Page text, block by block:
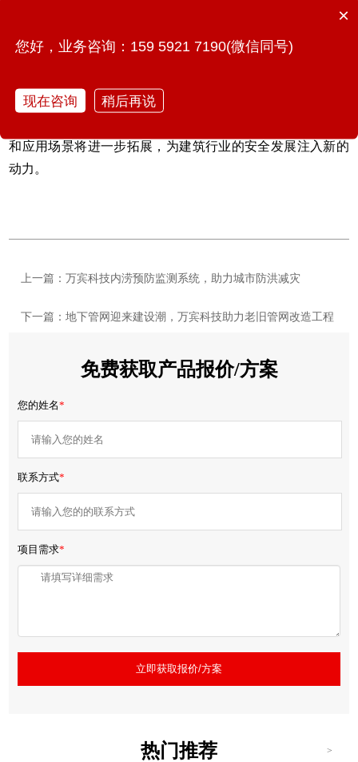
建筑健康安全监测系统在保障建筑安全方面发挥着至关重要
和数据分析服务，还能为建筑的设计、施工和管理提供有力
和应用场景将进一步拓展，为建筑行业的安全发展注入新的
动力。
上一篇：万宾科技内涝预防监测系统，助力城市防洪减灾
下一篇：地下管网迎来建设潮，万宾科技助力老旧管网改造工程
免费获取产品报价/方案
您的姓名*
联系方式*
项目需求*
立即获取报价/方案
热门推荐 >
×
您好，业务咨询：159 5921 7190(微信同号)
现在咨询 稍后再说